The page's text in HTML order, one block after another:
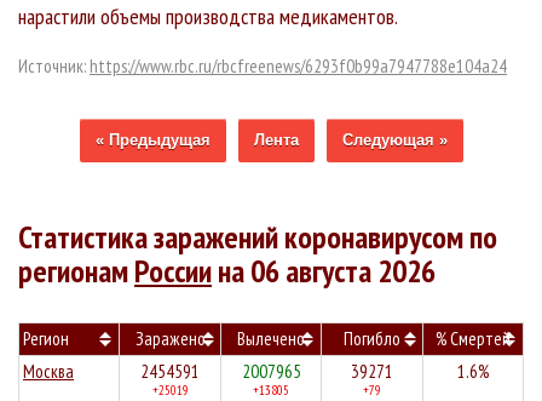
нарастили объемы производства медикаментов.
Источник: https://www.rbc.ru/rbcfreenews/6293f0b99a7947788e104a24
« Предыдущая Лента Следующая »
Статистика заражений коронавирусом по
регионамРоссиина 06 августа 2026
Регион Заражено Вылечено Погибло
% Смертей
Москва
2454591
+25019
2007965
+13805
39271
+79
1.6%